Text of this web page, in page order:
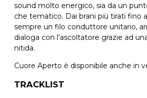
sound molto energico, sia da un
che tematico. Dai brani più tirati fino
sempre un filo conduttore unitario,
dialoga con l’ascoltatore grazie ad
nitida.
Cuore Aperto è disponibile anche in
TRACKLIST